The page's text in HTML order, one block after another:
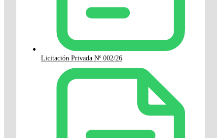
Licitación Privada Nº 002/26